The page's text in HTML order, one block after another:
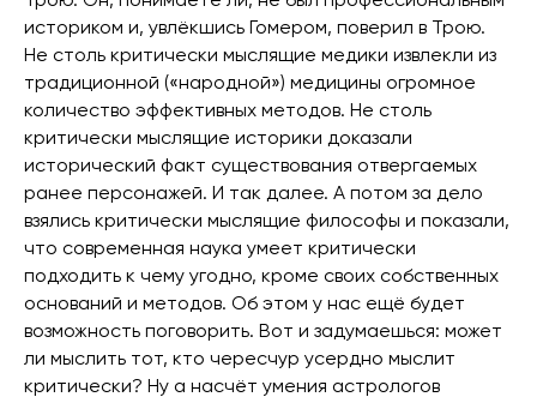
историком и, увлёкшись Гомером, поверил в Трою.
Не столь критически мыслящие медики извлекли из
традиционной («народной») медицины огромное
количество эффективных методов. Не столь
критически мыслящие историки доказали
исторический факт существования отвергаемых
ранее персонажей. И так далее. А потом за дело
взялись критически мыслящие философы и показали,
что современная наука умеет критически
подходить к чему угодно, кроме своих собственных
оснований и методов. Об этом у нас ещё будет
возможность поговорить. Вот и задумаешься: может
ли мыслить тот, кто чересчур усердно мыслит
критически? Ну а насчёт умения астрологов